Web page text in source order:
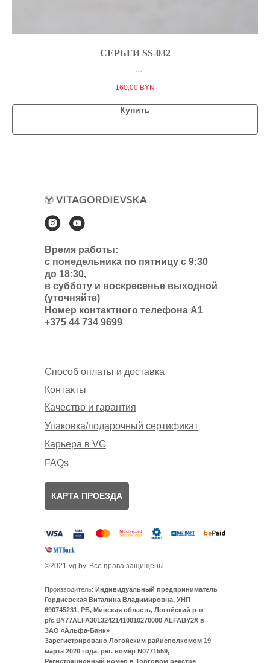
СЕРЬГИ SS-032
160,00 BYN
Купить
Время работы:
с понедельника по пятницу с 9:30
до 18:30,
в субботу и воскресенье выходной
(уточняйте)
Номер контактного телефона А1
+375 44 734 9699
Производитель: Индивидуальный предприниматель
Гордиевская Виталина Владимировна, УНП
690745231, РБ, Минская область, Логойский р-н
р/с BY77ALFA30132421410010270000 ALFABY2X в
ЗАО «Альфа-Банк»
Зарегистрировано Логойским райисполкомом 19
марта 2020 года, рег. номер N0771559,
Регистрационный номер в Торговом реестре
Способ оплаты и доставка
Контакты
КАРТА ПРОЕЗДА
Упаковка/подарочный сертификат
FAQs
Карьера в VG
©2021 vg.by. Все права защищены.
Качество и гарантия